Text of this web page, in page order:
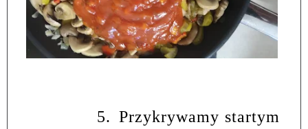
5. Przykrywamy startym